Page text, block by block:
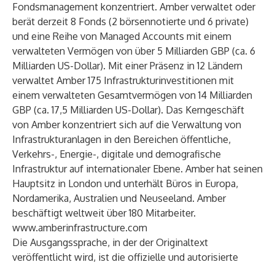
Fondsmanagement konzentriert. Amber verwaltet oder
berät derzeit 8 Fonds (2 börsennotierte und 6 private)
und eine Reihe von Managed Accounts mit einem
verwalteten Vermögen von über 5 Milliarden GBP (ca. 6
Milliarden US-Dollar). Mit einer Präsenz in 12 Ländern
verwaltet Amber 175 Infrastrukturinvestitionen mit
einem verwalteten Gesamtvermögen von 14 Milliarden
GBP (ca. 17,5 Milliarden US-Dollar). Das Kerngeschäft
von Amber konzentriert sich auf die Verwaltung von
Infrastrukturanlagen in den Bereichen öffentliche,
Verkehrs-, Energie-, digitale und demografische
Infrastruktur auf internationaler Ebene. Amber hat seinen
Hauptsitz in London und unterhält Büros in Europa,
Nordamerika, Australien und Neuseeland. Amber
beschäftigt weltweit über 180 Mitarbeiter.
www.amberinfrastructure.com
Die Ausgangssprache, in der der Originaltext
veröffentlicht wird, ist die offizielle und autorisierte